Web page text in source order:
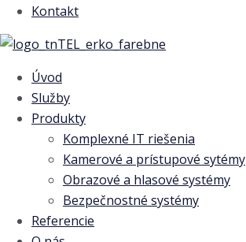
Kontakt
Úvod
Služby
Produkty
Komplexné IT riešenia
Kamerové a prístupové sytémy
Obrazové a hlasové systémy
Bezpečnostné systémy
Referencie